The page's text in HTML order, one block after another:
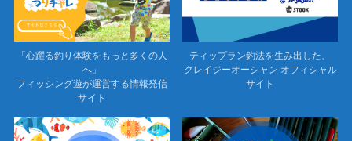
「心躍る釣り体験をもっと多くの人
へ」
フィッシング遊が運営する情報発信
サイト
ティップラン釣法を生み出した、
クレイジーオーシャン オフィシャル
サイト